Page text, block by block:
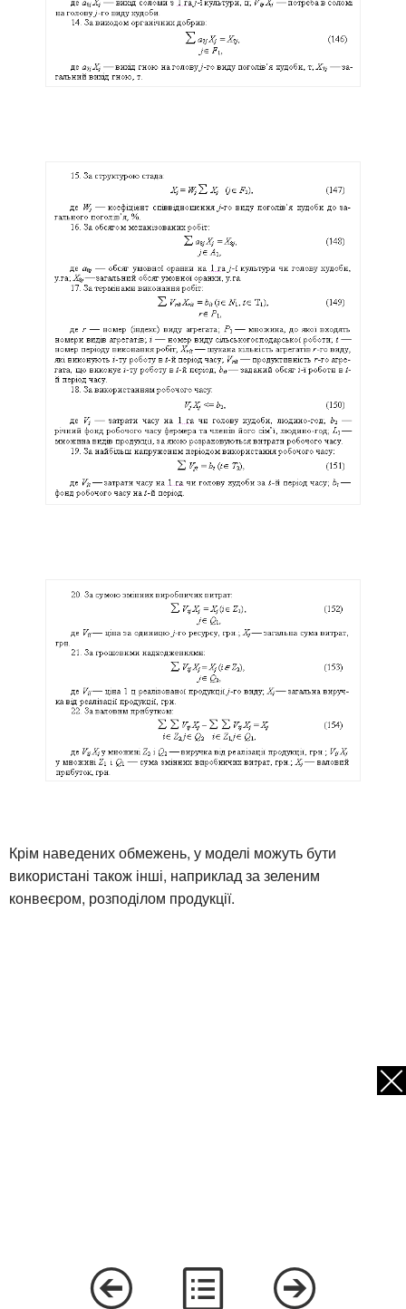
Крім наведених обмежень, у моделі можуть бути
використані також інші, наприклад за зеленим
конвеєром, розподілом продукції.